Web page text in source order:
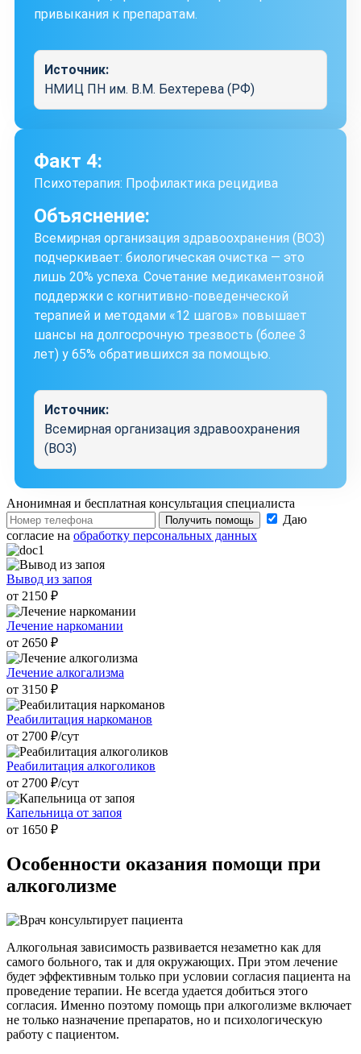
привыкания к препаратам.
Источник:
НМИЦ ПН им. В.М. Бехтерева (РФ)
Факт 4:
Психотерапия: Профилактика рецидива
Объяснение:
Всемирная организация здравоохранения (ВОЗ)
подчеркивает: биологическая очистка — это
лишь 20% успеха. Сочетание медикаментозной
поддержки с когнитивно-поведенческой
терапией и методами «12 шагов» повышает
шансы на долгосрочную трезвость (более 3
лет) у 65% обратившихся за помощью.
Источник:
Всемирная организация здравоохранения
(ВОЗ)
Анонимная и бесплатная консультация специалиста
Получить помощь
Даю
согласие на обработку персональных данных
Вывод из запоя
от 2150 ₽
Лечение наркомании
от 2650 ₽
Лечение алкогализма
от 3150 ₽
Реабилитация наркоманов
от 2700 ₽/cут
Реабилитация алкоголиков
от 2700 ₽/cут
Капельница от запоя
от 1650 ₽
Особенности оказания помощи при
алкоголизме
Алкогольная зависимость развивается незаметно как для
самого больного, так и для окружающих. При этом лечение
будет эффективным только при условии согласия пациента на
проведение терапии. Не всегда удается добиться этого
согласия. Именно поэтому помощь при алкоголизме включает
не только назначение препаратов, но и психологическую
работу с пациентом.